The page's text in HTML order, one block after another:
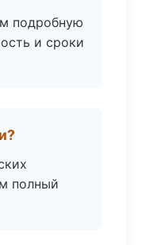
подробную
и сроки
полный